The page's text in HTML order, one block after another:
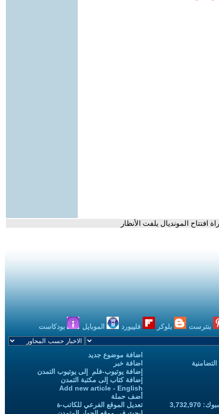
المونديال يلفت الأنظار
بنترست بلوكر فليبورد الموبايل بودكاست
اضافة موضوع جديد
اضافة خبر
إضافة يوتيوب-فلم إلى يوتيوب التمدن
إضافة كتاب إلى مكتبة التمدن
Add new article - English
أضف حملة
تعديل الموقع الفرعي للكاتب-ة